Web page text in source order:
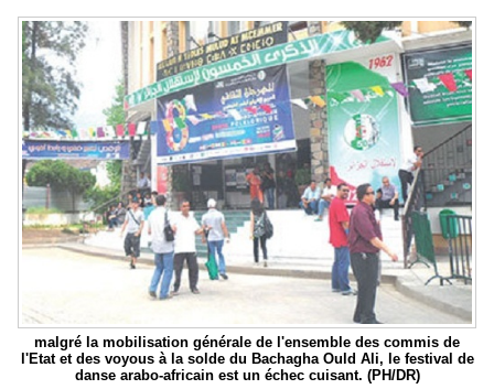
malgré la mobilisation générale de l'ensemble des commis de
l'Etat et des voyous à la solde du Bachagha Ould Ali, le festival de
danse arabo-africain est un échec cuisant. (PH/DR)